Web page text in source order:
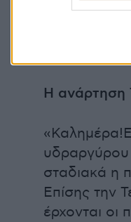
Η ανάρτηση
υδραργύρου
σταδιακά η
Επίσης την
έρχονται οι